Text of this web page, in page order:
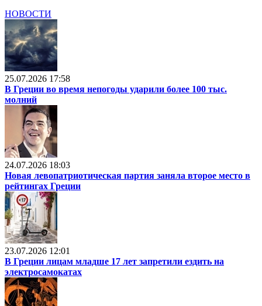
НОВОСТИ
25.07.2026 17:58
В Греции во время непогоды ударили более 100 тыс.
молний
24.07.2026 18:03
Новая левопатриотическая партия заняла второе место в
рейтингах Греции
23.07.2026 12:01
В Греции лицам младше 17 лет запретили ездить на
электросамокатах